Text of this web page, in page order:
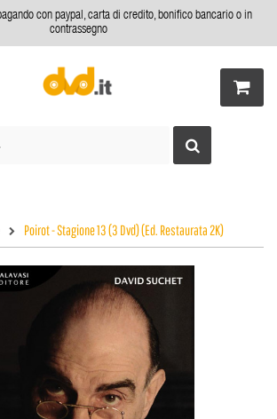
con paypal, carta di credito, bonifico bancario o in
contrassegno
Poirot - Stagione 13 (3 Dvd) (Ed. Restaurata 2K)